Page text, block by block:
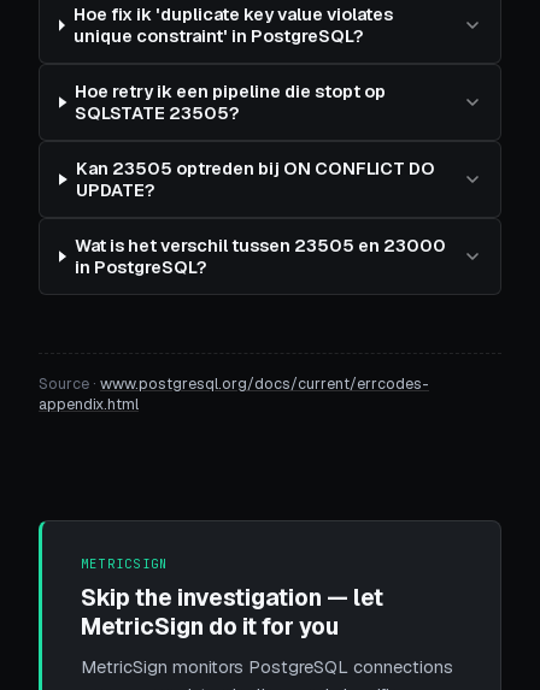
Hoe fix ik 'duplicate key value violates
unique constraint' in PostgreSQL?
Hoe retry ik een pipeline die stopt op
SQLSTATE 23505?
Kan 23505 optreden bij ON CONFLICT DO
UPDATE?
Wat is het verschil tussen 23505 en 23000
in PostgreSQL?
Source · www.postgresql.org/docs/current/errcodes-
appendix.html
METRICSIGN
Skip the investigation — let
MetricSign do it for you
MetricSign monitors PostgreSQL connections